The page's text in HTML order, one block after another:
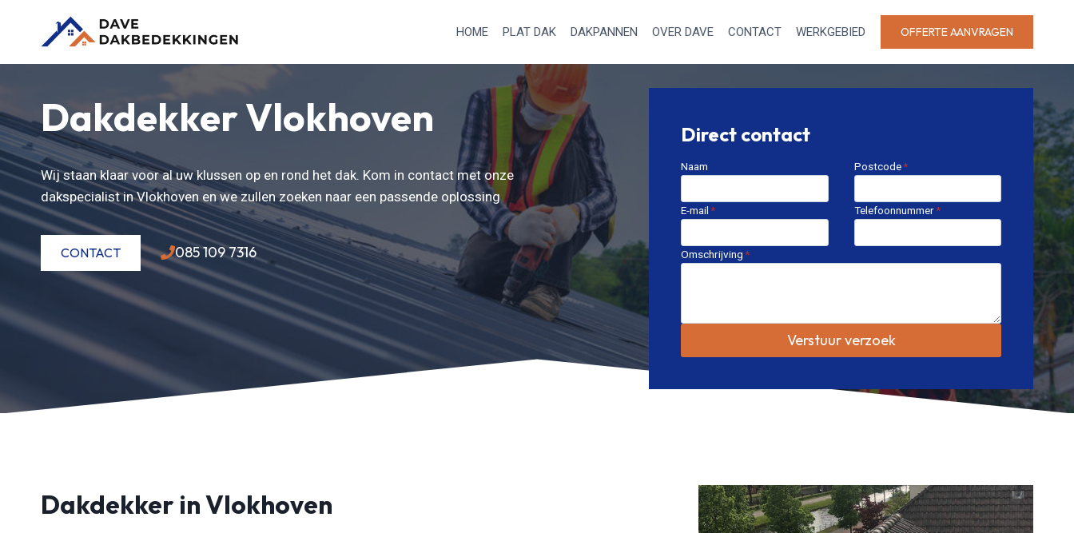
HOME PLAT DAK DAKPANNEN OVER DAVE CONTACT WERKGEBIED OFFERTE AANVRAGEN
Dakdekker Vlokhoven
Wij staan klaar voor al uw klussen op en rond het dak. Kom in contact met onze
dakspecialist in Vlokhoven en we zullen zoeken naar een passende oplossing
CONTACT 085 109 7316
Direct contact
Naam
E-mail*
Postcode*
Telefoonnummer*
Omschrijving*
Verstuur verzoek
Dakdekker in Vlokhoven